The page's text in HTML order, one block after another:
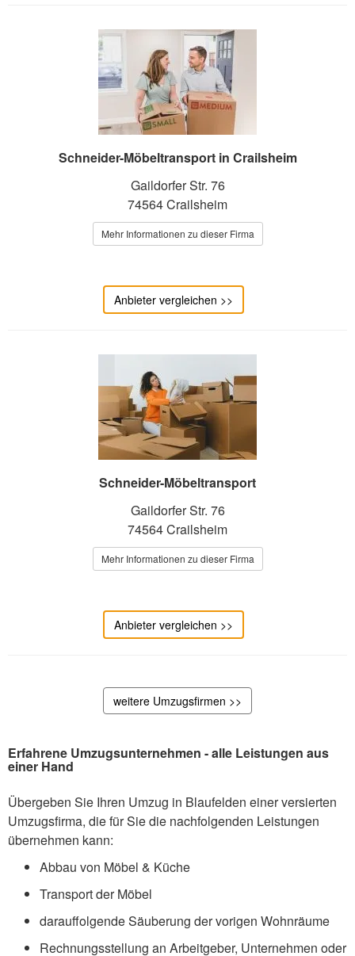
Schneider-Möbeltransport in Crailsheim
Gaildorfer Str. 76
74564 Crailsheim
Mehr Informationen zu dieser Firma
Anbieter vergleichen >>
Schneider-Möbeltransport
Gaildorfer Str. 76
74564 Crailsheim
Mehr Informationen zu dieser Firma
Anbieter vergleichen >>
weitere Umzugsfirmen >>
Erfahrene Umzugsunternehmen - alle Leistungen aus
einer Hand
Übergeben Sie Ihren Umzug in Blaufelden einer versierten
Umzugsfirma, die für Sie die nachfolgenden Leistungen
übernehmen kann:
Abbau von Möbel & Küche
Transport der Möbel
darauffolgende Säuberung der vorigen Wohnräume
Rechnungsstellung an Arbeitgeber, Unternehmen oder